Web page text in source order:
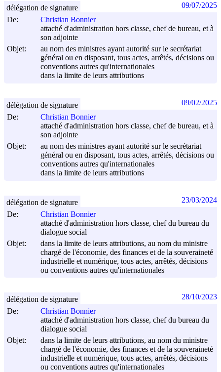
De:
Christian Bonnier
attaché d'administration hors classe, chef de bureau, et à
son adjointe
Objet:
au nom des ministres ayant autorité sur le secrétariat
général ou en disposant, tous actes, arrêtés, décisions ou
conventions autres qu'internationales
dans la limite de leurs attributions
délégation de signature 09/07/2025
De:
Christian Bonnier
attaché d'administration hors classe, chef de bureau, et à
son adjointe
Objet:
au nom des ministres ayant autorité sur le secrétariat
général ou en disposant, tous actes, arrêtés, décisions ou
conventions autres qu'internationales
dans la limite de leurs attributions
délégation de signature 09/02/2025
De:
Christian Bonnier
attaché d'administration hors classe, chef du bureau du
dialogue social
Objet:
dans la limite de leurs attributions, au nom du ministre
chargé de l'économie, des finances et de la souveraineté
industrielle et numérique, tous actes, arrêtés, décisions
ou conventions autres qu'internationales
délégation de signature 23/03/2024
De:
Christian Bonnier
attaché d'administration hors classe, chef du bureau du
dialogue social
Objet:
dans la limite de leurs attributions, au nom du ministre
chargé de l'économie, des finances et de la souveraineté
industrielle et numérique, tous actes, arrêtés, décisions
ou conventions autres qu'internationales
délégation de signature 28/10/2023